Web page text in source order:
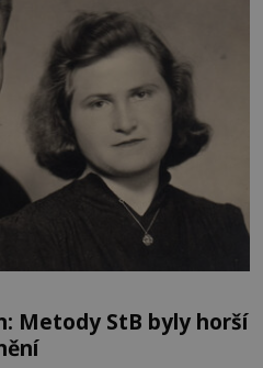
Metody StB byly horší